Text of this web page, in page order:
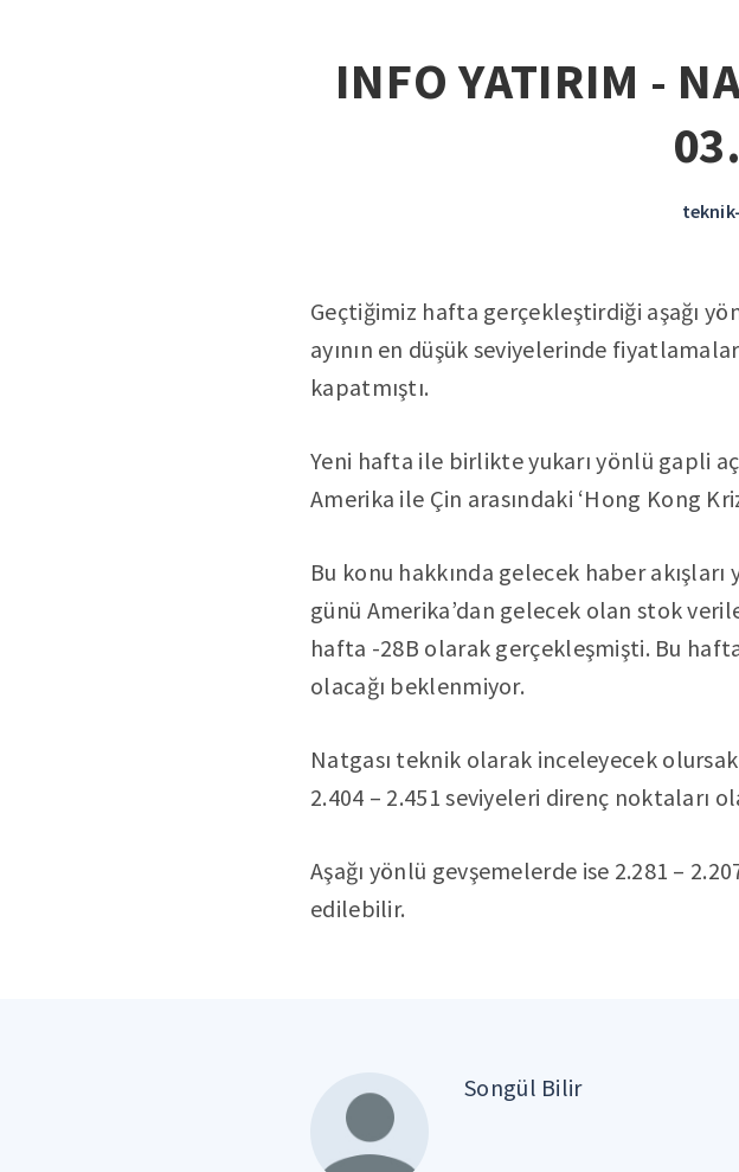
INFO YATIRIM -
Geçtiğimiz hafta gerçekleştirdiği aşağı
ayının en düşük seviyelerinde
kapatmıştı.
Yeni hafta ile birlikte yukarı yönlü gapli
Amerika ile Çin arasındaki ‘Hong Kong
Bu konu hakkında gelecek haber
günü Amerika’dan gelecek olan stok
hafta -28B olarak gerçekleşmişti. Bu
olacağı beklenmiyor.
Natgası teknik olarak inceleyecek
2.404 – 2.451 seviyeleri direnç noktaları
Aşağı yönlü gevşemelerde ise 2.281 –
edilebilir.
Songül Bilir